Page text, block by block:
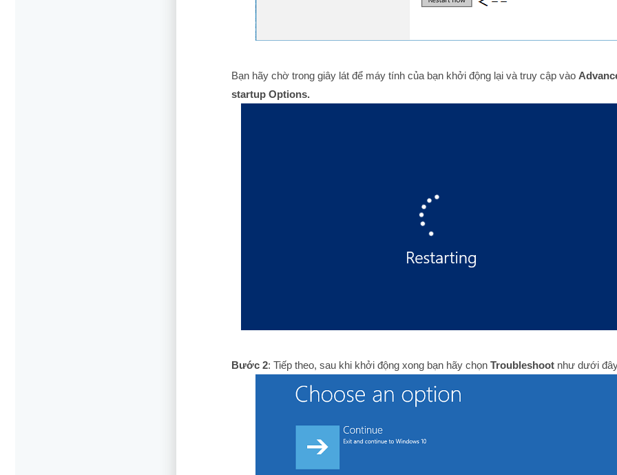
Bạn hãy chờ trong giây lát để máy tính của bạn khởi động lại và truy cập vào
startup Options.
Bước 2: Tiếp theo, sau khi khởi động xong bạn hãy chọn Troubleshoot như dưới